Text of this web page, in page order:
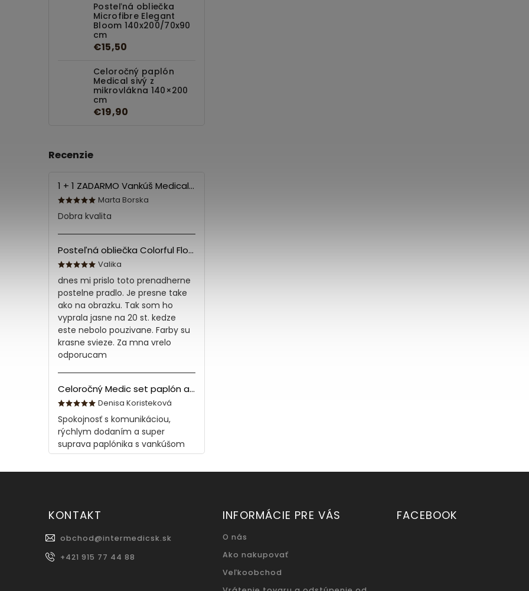
Posteľná obliečka
Microfibre Elegant
Bloom 140x200/70x90
cm
€15,50
Celoročný paplón
Medical sivý z
mikrovlákna 140×200
cm
€19,90
Recenzie
1 + 1 ZADARMO Vankúš Medical 70x90 cm
Marta Borska
Dobra kvalita
Posteľná obliečka Colorful Flowers Modrá 140x200/70x90 cm
Valika
dnes mi prislo toto prenadherne
postelne pradlo. Je presne take
ako na obrazku. Tak som ho
vyprala jasne na 20 st. kedze
este nebolo pouzivane. Farby su
krasne svieze. Za mna vrelo
odporucam
Celoročný Medic set paplón a vankúš z bavlny
Denisa Koristeková
Spokojnosť s komunikáciou,
rýchlym dodaním a super
suprava paplónika s vankúšom
KONTAKT
obchod@intermedicsk.sk
+421 915 77 44 88
INFORMÁCIE PRE VÁS
O nás
Ako nakupovať
Veľkoobchod
FACEBOOK